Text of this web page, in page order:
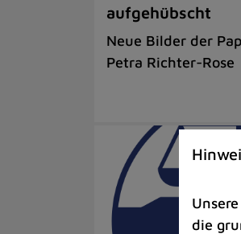
aufgehübscht
Neue Bilder der
Petra Richter-Rose
die